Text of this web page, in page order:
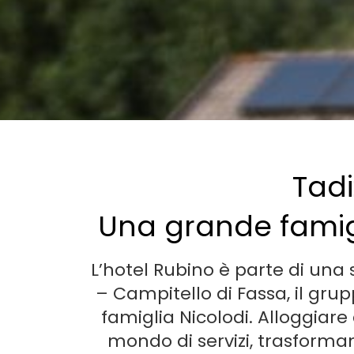
Una grande
L’hotel Rubino è parte di
– Campitello di Fassa, il
famiglia Nicolodi.
mondo di servizi,